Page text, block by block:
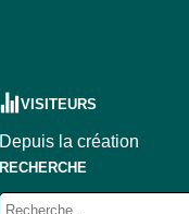
VISITEURS
Depuis la création
RECHERCHE